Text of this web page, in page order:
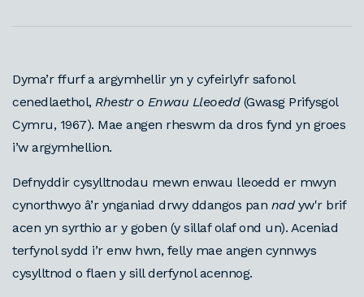
Dyma’r ffurf a argymhellir yn y cyfeirlyfr safonol
cenedlaethol, Rhestr o Enwau Lleoedd (Gwasg Prifysgol
Cymru, 1967). Mae angen rheswm da dros fynd yn groes
i’w argymhellion.
Defnyddir cysylltnodau mewn enwau lleoedd er mwyn
cynorthwyo â’r ynganiad drwy ddangos pan nadyw'r brif
acen yn syrthio ar y goben (y sillaf olaf ond un). Aceniad
terfynol sydd i’r enw hwn, felly mae angen cynnwys
cysylltnod o flaen y sill derfynol acennog.